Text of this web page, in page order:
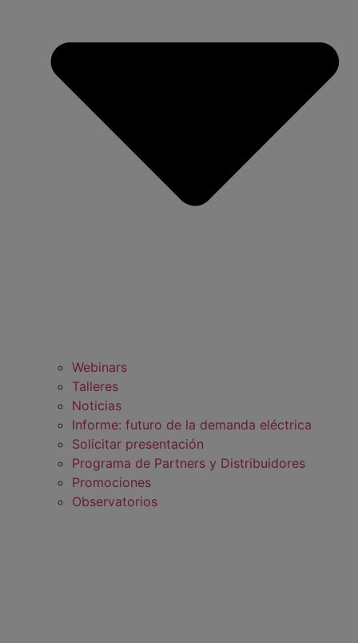
Webinars
Talleres
Noticias
Informe: futuro de la demanda eléctrica
Solicitar presentación
Programa de Partners y Distribuidores
Promociones
Observatorios